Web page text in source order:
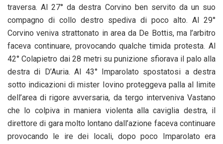
traversa. Al 27° da destra Corvino ben servito da un suo
compagno di collo destro spediva di poco alto. Al 29°
Corvino veniva strattonato in area da De Bottis, ma l’arbitro
faceva continuare, provocando qualche timida protesta. Al
42° Colapietro dai 28 metri su punizione sfiorava il palo alla
destra di D’Auria. Al 43° Imparolato spostatosi a destra
sotto indicazioni di mister Iovino proteggeva palla al limite
dell’area di rigore avversaria, da tergo interveniva Vastano
che lo colpiva in maniera violenta alla caviglia destra, il
direttore di gara molto lontano dall’azione faceva continuare
provocando le ire dei locali, dopo poco Imparolato era